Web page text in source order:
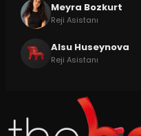
Meyra Bozkurt
Reji Asistanı
Alsu Huseynova
Reji Asistanı